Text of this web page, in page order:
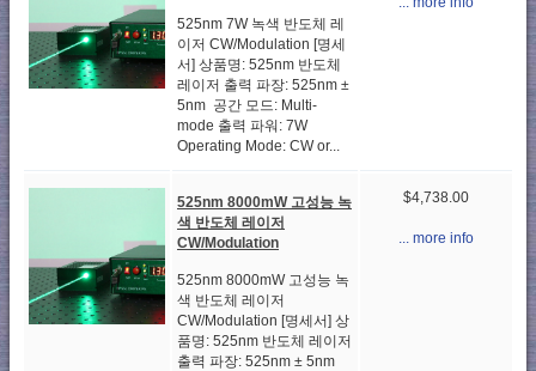
525nm 7W 녹색 반도체 레
이저 CW/Modulation [명세
서] 상품명: 525nm 반도체
레이저 출력 파장: 525nm ±
5nm 공간 모드: Multi-
mode 출력 파워: 7W
Operating Mode: CW or...
525nm 8000mW 고성능 녹
색 반도체 레이저
CW/Modulation
525nm 8000mW 고성능 녹
색 반도체 레이저
CW/Modulation [명세서] 상
품명: 525nm 반도체 레이저
출력 파장: 525nm ± 5nm
$4,738.00
... more info